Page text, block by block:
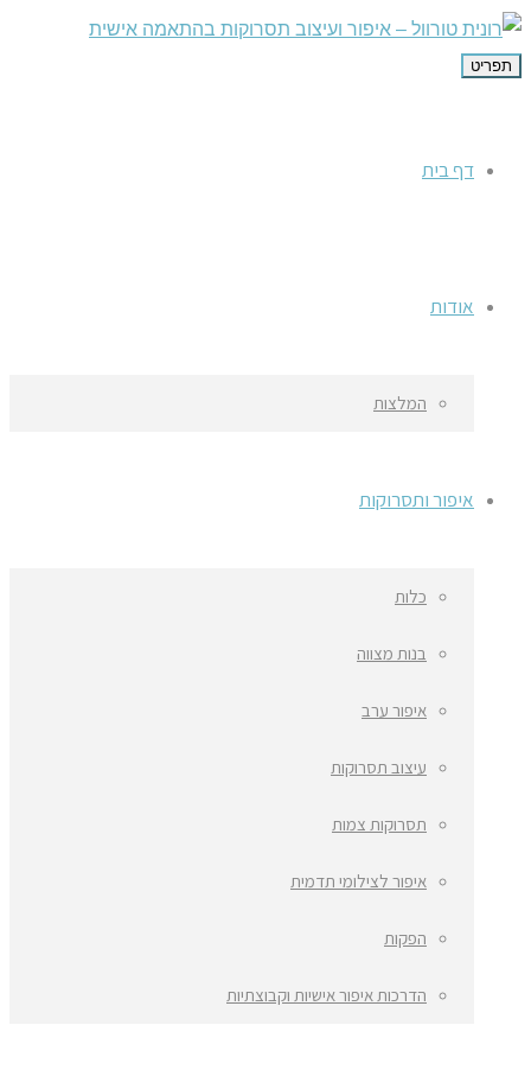
תפריט
דף בית
אודות
המלצות
איפור ותסרוקות
כלות
בנות מצווה
איפור ערב
עיצוב תסרוקות
תסרוקות צמות
איפור לצילומי תדמית
הפקות
הדרכות איפור אישיות וקבוצתיות